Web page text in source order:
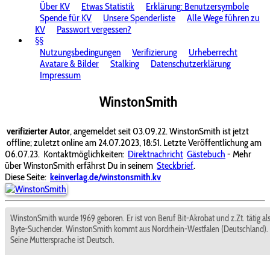
Über KV
Etwas Statistik
Erklärung: Benutzersymbole
Spende für KV
Unsere Spenderliste
Alle Wege führen zu
KV
Passwort vergessen?
§§
Nutzungsbedingungen
Verifizierung
Urheberrecht
Avatare & Bilder
Stalking
Datenschutzerklärung
Impressum
WinstonSmith
verifizierter Autor, angemeldet seit 03.09.22. WinstonSmith ist jetzt
offline; zuletzt online am 24.07.2023, 18:51. Letzte Veröffentlichung am
06.07.23. Kontaktmöglichkeiten: Direktnachricht Gästebuch - Mehr
über WinstonSmith erfährst Du in seinem Steckbrief.
Diese Seite: keinverlag.de/winstonsmith.kv
WinstonSmith wurde 1969 geboren. Er ist von Beruf Bit-Akrobat und z.Zt. tätig als
Byte-Suchender. WinstonSmith kommt aus Nordrhein-Westfalen (Deutschland).
Seine Muttersprache ist Deutsch.